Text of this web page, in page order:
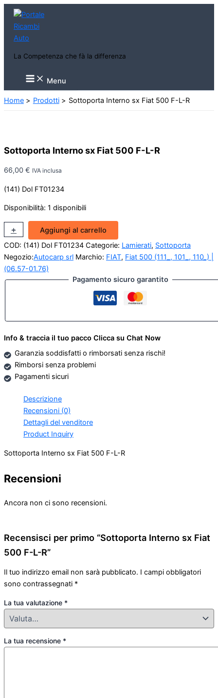
contenuto
La Competenza che fà la differenza
Main
Menu Menu
Home Prodotti Sottoporta Interno sx Fiat 500 F-L-R
Sottoporta Interno sx Fiat 500 F-L-R
66,00 € IVA inclusa
(141) Dol FT01234
Disponibilità: 1 disponibili
-
Sottoporta
Interno
sx
Fiat
500
F-
+
Aggiungi al carrello
COD: (141) Dol FT01234 Categorie: Lamierati, Sottoporta
Negozio:Autocarp srl Marchio: FIAT, Fiat 500 (111_, 101_, 110_) |
(06.57-01.76)
Pagamento sicuro garantito
Info & traccia il tuo pacco Clicca su Chat Now
Garanzia soddisfatti o rimborsati senza rischi!
Rimborsi senza problemi
Pagamenti sicuri
Descrizione
Recensioni (0)
Dettagli del venditore
Product Inquiry
Sottoporta Interno sx Fiat 500 F-L-R
Recensioni
Ancora non ci sono recensioni.
Recensisci per primo “Sottoporta Interno sx Fiat
500 F-L-R”
Il tuo indirizzo email non sarà pubblicato. I campi obbligatori
sono contrassegnati *
La tua valutazione *
La tua recensione *